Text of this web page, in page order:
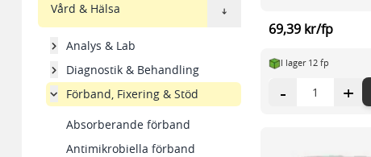
Vård & Hälsa
Analys & Lab
Diagnostik & Behandling
Förband, Fixering & Stöd
Absorberande förband
Antimikrobiella förband
69,39 kr/fp
I lager 12 fp
- +